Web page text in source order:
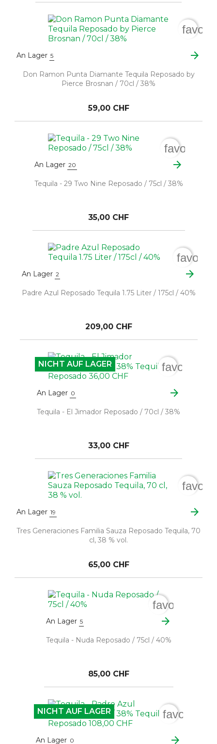
An Lager 5 arrow_forward
Don Ramon Punta Diamante Tequila Reposado by
Pierce Brosnan / 70cl / 38%
59,00 CHF
An Lager 20 arrow_forward
Tequila - 29 Two Nine Reposado / 75cl / 38%
35,00 CHF
An Lager 2 arrow_forward
Padre Azul Reposado Tequila 1.75 Liter / 175cl / 40%
209,00 CHF
An Lager 0 arrow_forward
Tequila - El Jimador Reposado / 70cl / 38%
33,00 CHF
NICHT AUF LAGER
An Lager 19 arrow_forward
Tres Generaciones Familia Sauza Reposado Tequila, 70
cl, 38 % vol.
65,00 CHF
An Lager 5 arrow_forward
Tequila - Nuda Reposado / 75cl / 40%
85,00 CHF
An Lager 0 arrow_forward
NICHT AUF LAGER